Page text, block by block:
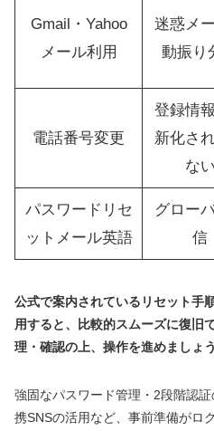
Gmail・Yahoo
メール利用
迷惑メ
動振り
電話番号変更
登録情
新化さ
ない
パスワードリセ
ットメール英語
グロー
信
公式で案内されているリセット手
用すると、比較的スムーズに復旧
理・確認の上、操作を進めましょう
強固なパスワード管理・2段階認
携SNSの活用など、事前準備がロ